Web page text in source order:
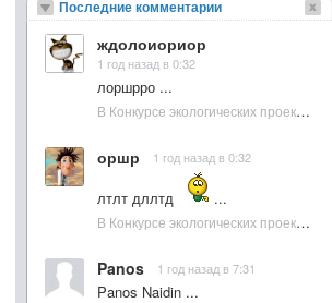
Последние комментарии
ждолоиориор
1 год назад в 0:32
лоршрро ...
В Конкурсе экологических проектов в Подмосковье активно участвовала молодежь :: NewsRbk.ru...
оршр 1 год назад в 0:32
лтлт дллтд
...
В Конкурсе экологических проектов в Подмосковье активно участвовала молодежь :: NewsRbk.ru...
Panos 1 год назад в 7:31
Panos Naidin ...